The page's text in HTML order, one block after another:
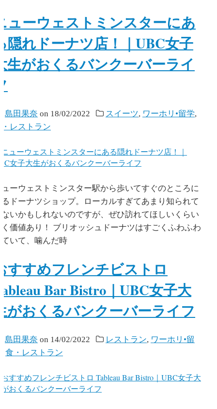
ューウェストミンスターにあ
隠れドーナツ店！｜UBC女子
生がおくるバンクーバーライ
島田果奈 on 18/02/2022 スイーツ, ワーホリ•留学,
レストラン
ーウェストミンスター駅から歩いてすぐのところに
ドーナツショップ。ローカルすぎてあまり知られて
いかもしれないのですが、ぜひ訪れてほしいくらい
価値あり！ ブリオッシュドーナツはすごくふわふわ
いて、噛んだ時
すすめフレンチビストロ
Bar Bistro｜UBC女子大
がおくるバンクーバーライフ
島田果奈 on 14/02/2022 レストラン, ワーホリ•留
食・レストラン